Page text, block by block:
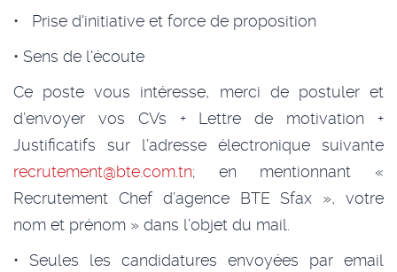
• Prise d'initiative et force de proposition
• Sens de l'écoute
Ce poste vous intéresse, merci de postuler et
d’envoyer vos CVs + Lettre de motivation +
Justificatifs sur l’adresse électronique suivante
recrutement@bte.com.tn; en mentionnant «
Recrutement Chef d’agence BTE Sfax », votre
nom et prénom » dans l’objet du mail.
• Seules les candidatures envoyées par email